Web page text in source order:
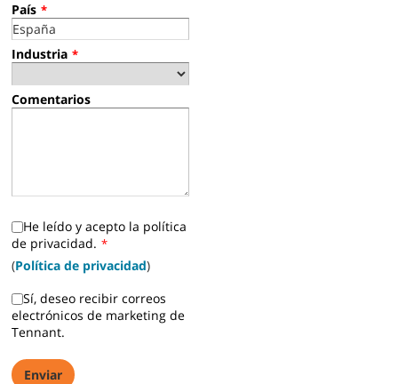
País *
Industria *
Comentarios
He leído y acepto la política
de privacidad. *
(Política de privacidad)
Sí, deseo recibir correos
electrónicos de marketing de
Tennant.